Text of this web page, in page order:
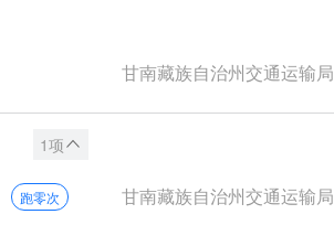
甘南藏族自治州交通运输局
1项
跑零次 甘南藏族自治州交通运输局